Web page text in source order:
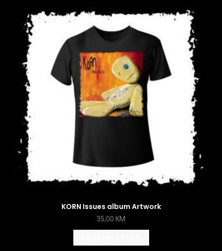
KORN Issues album Artwork
35,00 KM